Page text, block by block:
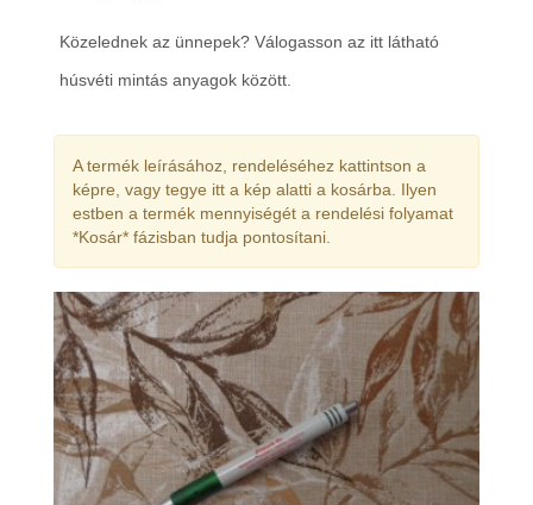
Közelednek az ünnepek? Válogasson az itt látható
húsvéti mintás anyagok között.
A termék leírásához, rendeléséhez kattintson a
képre, vagy tegye itt a kép alatti a kosárba. Ilyen
estben a termék mennyiségét a rendelési folyamat
*Kosár* fázisban tudja pontosítani.